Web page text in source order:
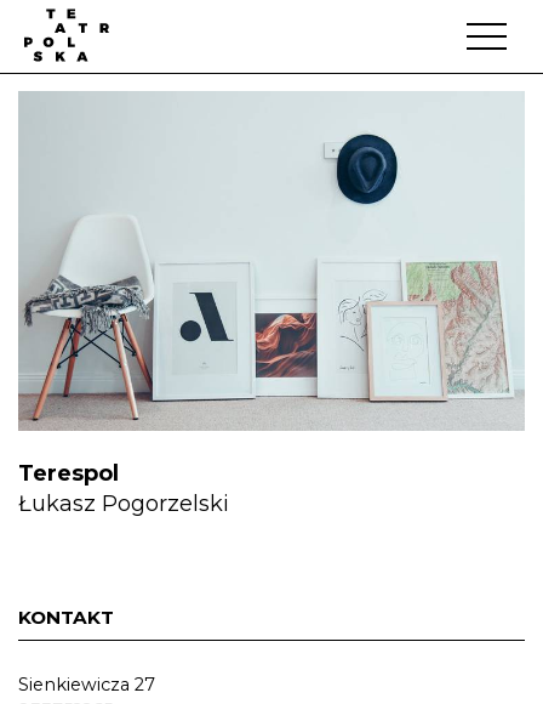
Terespol
Łukasz Pogorzelski
KONTAKT
Sienkiewicza 27